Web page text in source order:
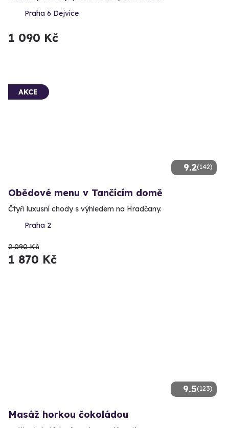
Praha 6 Dejvice
1 090 Kč
9.2(142)
AKCE
Obědové menu v Tančícím domě
Čtyři luxusní chody s výhledem na Hradčany.
Praha 2
2 090 Kč
1 870 Kč
9.5(123)
Masáž horkou čokoládou